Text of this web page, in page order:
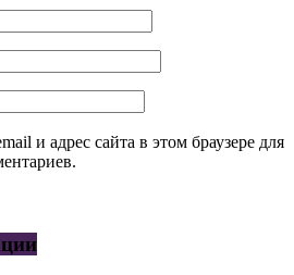
и адрес сайта в этом браузере для